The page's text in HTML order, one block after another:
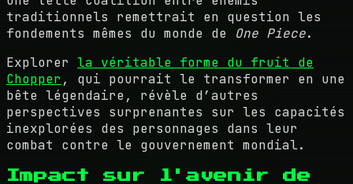
traditionnels remettrait en question les
fondements mêmes du monde de One Piece.
Explorer la véritable forme du fruit de
Chopper, qui pourrait le transformer en une
bête légendaire, révèle d’autres
perspectives surprenantes sur les capacités
inexplorées des personnages dans leur
combat contre le gouvernement mondial.
Impact sur l'avenir de